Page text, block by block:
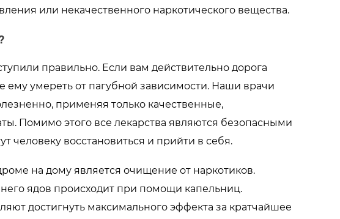
или некачественного наркотического вещества.
правильно. Если вам действительно дорога
ему умереть от пагубной зависимости. Наши врачи
применяя только качественные,
Помимо этого все лекарства являются безопасными
человеку восстановиться и прийти в себя.
на дому является очищение от наркотиков.
ядов происходит при помощи капельниц.
достигнуть максимального эффекта за кратчайшее